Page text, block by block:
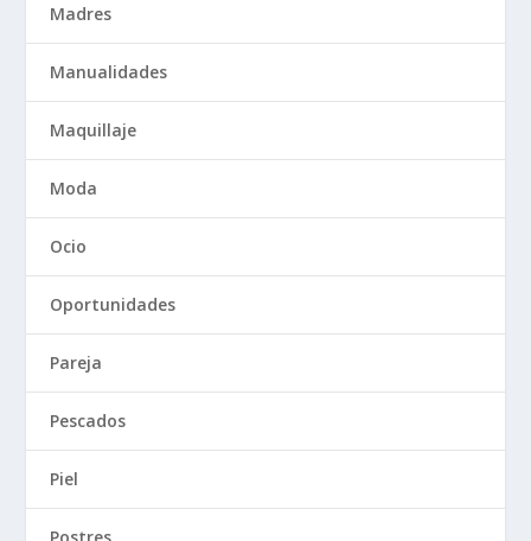
Madres
Manualidades
Maquillaje
Moda
Ocio
Oportunidades
Pareja
Pescados
Piel